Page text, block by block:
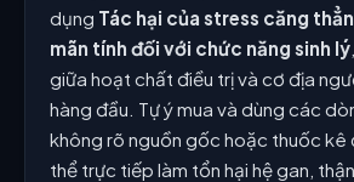
dụng Tác hại của stress căng
mãn tính đối với chức năng sinh lý
giữa hoạt chất điều trị và cơ địa
hàng đầu. Tự ý mua và dùng các
không rõ nguồn gốc hoặc thuốc kê
thể trực tiếp làm tổn hại hệ gan,